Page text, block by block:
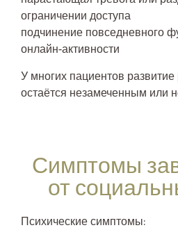
ограничении доступа
подчинение повседневного
онлайн-активности
У многих пациентов
остаётся незамеченным или
Симптомы
от
Психические симптомы: